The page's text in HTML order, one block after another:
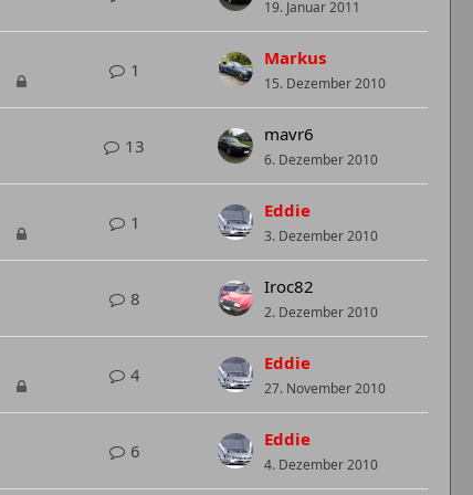
19. Januar 2011
1
Markus
15. Dezember 2010
13
mavr6
6. Dezember 2010
1
Eddie
3. Dezember 2010
8
Iroc82
2. Dezember 2010
4
Eddie
27. November 2010
6
Eddie
4. Dezember 2010